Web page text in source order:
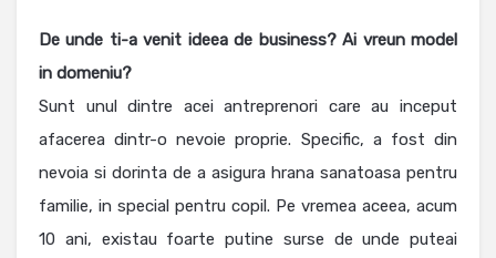
De unde ti-a venit ideea de business? Ai vreun model
in domeniu?
Sunt unul dintre acei antreprenori care au inceput
afacerea dintr-o nevoie proprie. Specific, a fost din
nevoia si dorinta de a asigura hrana sanatoasa pentru
familie, in special pentru copil. Pe vremea aceea, acum
10 ani, existau foarte putine surse de unde puteai